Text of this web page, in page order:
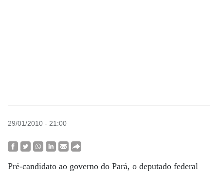
29/01/2010 - 21:00
Pré-candidato ao governo do Pará, o deputado federal